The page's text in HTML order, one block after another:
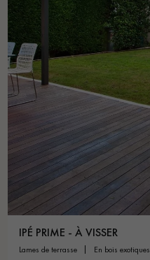
IPÉ PRIME - À VISSER
lames de terrasse en bois exotiques